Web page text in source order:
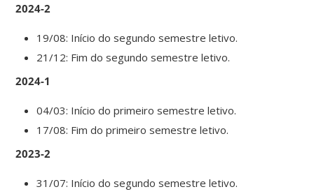
2024-2
19/08: Início do segundo semestre letivo.
21/12: Fim do segundo semestre letivo.
2024-1
04/03: Início do primeiro semestre letivo.
17/08: Fim do primeiro semestre letivo.
2023-2
31/07: Início do segundo semestre letivo.